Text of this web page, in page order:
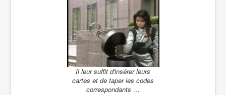
Il leur suffit d'insérer leurs
cartes et de taper les codes
correspondants …